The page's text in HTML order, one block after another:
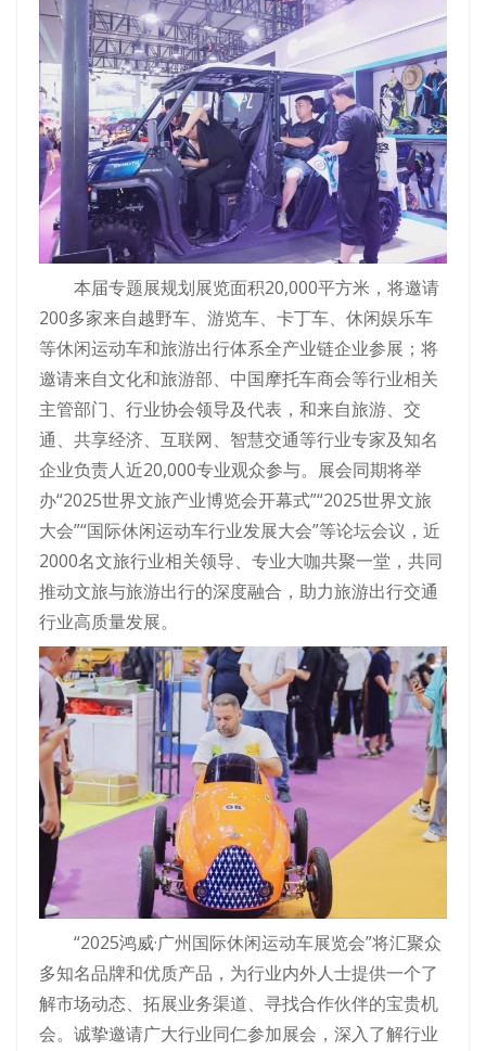
本届专题展规划展览面积20,000平方米，将邀请
200多家来自越野车、游览车、卡丁车、休闲娱乐车
等休闲运动车和旅游出行体系全产业链企业参展；将
邀请来自文化和旅游部、中国摩托车商会等行业相关
主管部门、行业协会领导及代表，和来自旅游、交
通、共享经济、互联网、智慧交通等行业专家及知名
企业负责人近20,000专业观众参与。展会同期将举
办“2025世界文旅产业博览会开幕式”“2025世界文旅
大会”“国际休闲运动车行业发展大会”等论坛会议，近
2000名文旅行业相关领导、专业大咖共聚一堂，共同
推动文旅与旅游出行的深度融合，助力旅游出行交通
行业高质量发展。
“2025鸿威·广州国际休闲运动车展览会”将汇聚众
多知名品牌和优质产品，为行业内外人士提供一个了
解市场动态、拓展业务渠道、寻找合作伙伴的宝贵机
会。诚挚邀请广大行业同仁参加展会，深入了解行业